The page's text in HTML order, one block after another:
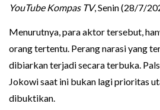
YouTube Kompas TV, Senin (28/7/
Menurutnya, para aktor tersebut,
orang tertentu. Perang narasi yang
dibiarkan terjadi secara terbuka.
Jokowi saat ini bukan lagi prioritas
dibuktikan.